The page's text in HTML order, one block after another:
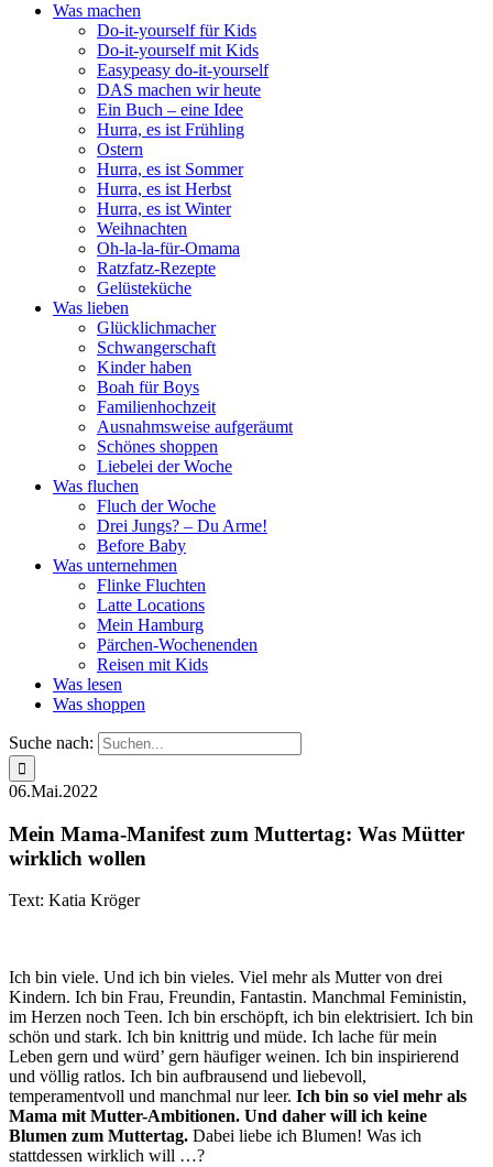
Was machen
Do-it-yourself für Kids
Do-it-yourself mit Kids
Easypeasy do-it-yourself
DAS machen wir heute
Ein Buch – eine Idee
Hurra, es ist Frühling
Ostern
Hurra, es ist Sommer
Hurra, es ist Herbst
Hurra, es ist Winter
Weihnachten
Oh-la-la-für-Omama
Ratzfatz-Rezepte
Gelüsteküche
Was lieben
Glücklichmacher
Schwangerschaft
Kinder haben
Boah für Boys
Familienhochzeit
Ausnahmsweise aufgeräumt
Schönes shoppen
Liebelei der Woche
Was fluchen
Fluch der Woche
Drei Jungs? – Du Arme!
Before Baby
Was unternehmen
Flinke Fluchten
Latte Locations
Mein Hamburg
Pärchen-Wochenenden
Reisen mit Kids
Was lesen
Was shoppen
Suche nach:
06.Mai.2022
Mein Mama-Manifest zum Muttertag: Was Mütter
wirklich wollen
Text: Katia Kröger
Ich bin viele. Und ich bin vieles. Viel mehr als Mutter von drei
Kindern. Ich bin Frau, Freundin, Fantastin. Manchmal Feministin,
im Herzen noch Teen. Ich bin erschöpft, ich bin elektrisiert. Ich bin
schön und stark. Ich bin knittrig und müde. Ich lache für mein
Leben gern und würd’ gern häufiger weinen. Ich bin inspirierend
und völlig ratlos. Ich bin aufbrausend und liebevoll,
temperamentvoll und manchmal nur leer. Ich bin so viel mehr als
Mama mit Mutter-Ambitionen. Und daher will ich keine
Blumen zum Muttertag. Dabei liebe ich Blumen! Was ich
stattdessen wirklich will …?